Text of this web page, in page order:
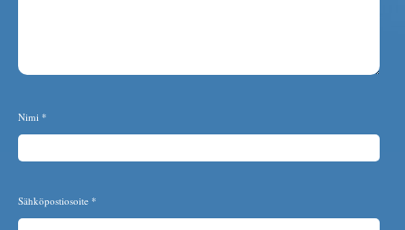
Nimi *
Sähköpostiosoite *